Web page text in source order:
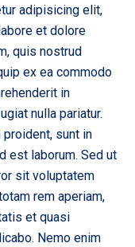
adipisicing elit,
et dolore
quis nostrud
ex ea commodo
in
nulla pariatur.
proident, sunt in
est laborum. Sed ut
sit voluptatem
rem aperiam,
et quasi
Nemo enim